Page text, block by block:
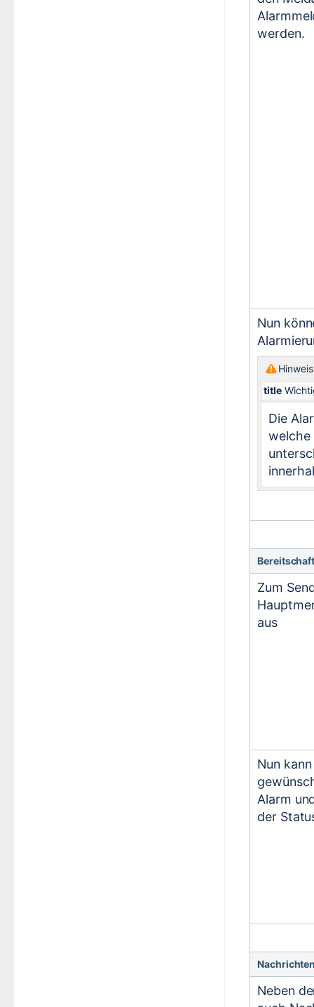
werden.
Nun
Hinweis
title
Die
welche
Zum
aus
Nun
Alarm
der
Neben